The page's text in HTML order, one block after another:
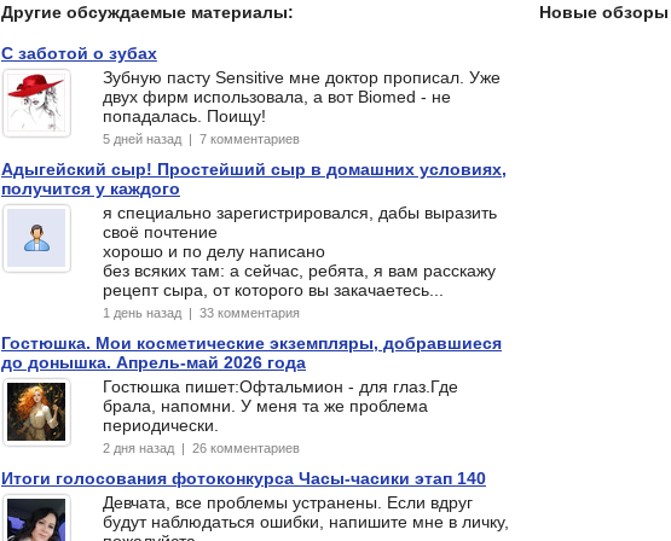
Другие обсуждаемые материалы:
С заботой о зубах
Зубную пасту Sensitive мне доктор прописал. Уже
двух фирм использовала, а вот Biomed - не
попадалась. Поищу!
5 дней назад | 7 комментариев
Адыгейский сыр! Простейший сыр в домашних условиях,
получится у каждого
я специально зарегистрировался, дабы выразить
своё почтение
хорошо и по делу написано
без всяких там: а сейчас, ребята, я вам расскажу
рецепт сыра, от которого вы закачаетесь...
1 день назад | 33 комментария
Гостюшка. Мои косметические экземпляры, добравшиеся
до донышка. Апрель-май 2026 года
Гостюшка пишет:Офтальмион - для глаз.Где
брала, напомни. У меня та же проблема
периодически.
2 дня назад | 26 комментариев
Итоги голосования фотоконкурса Часы-часики этап 140
Девчата, все проблемы устранены. Если вдруг
будут наблюдаться ошибки, напишите мне в личку,
Новые обзоры